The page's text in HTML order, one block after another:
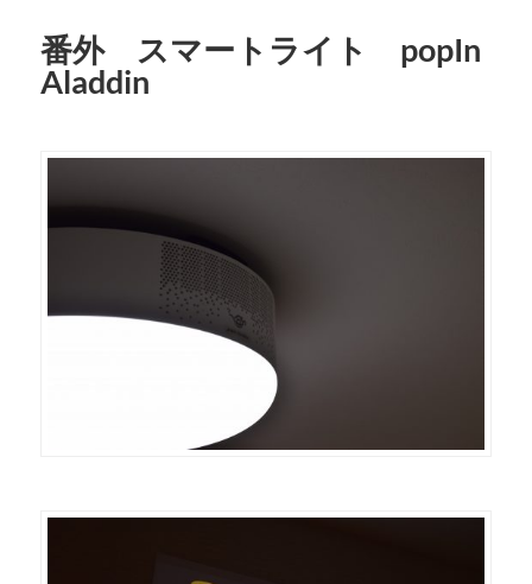
番外 スマートライト popIn
Aladdin